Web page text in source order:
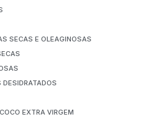
SECAS E OLEAGINOSAS
DESIDRATADOS
EXTRA VIRGEM